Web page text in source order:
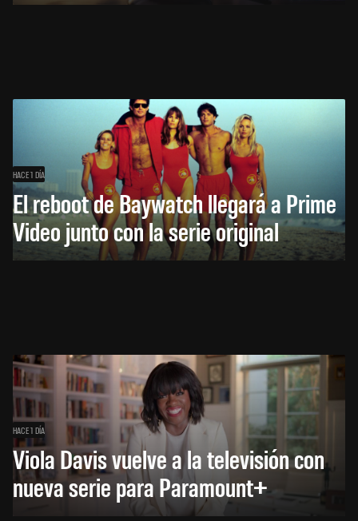
HACE 1 DÍA
El reboot de Baywatch llegará a Prime
Video junto con la serie original
HACE 1 DÍA
Viola Davis vuelve a la televisión con
nueva serie para Paramount+